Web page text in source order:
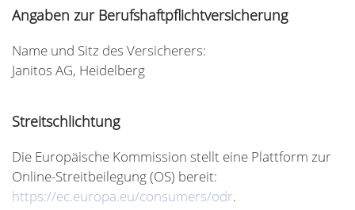
Angaben zur Berufshaftpflichtversicherung
Name und Sitz des Versicherers:
Janitos AG, Heidelberg
Streitschlichtung
Die Europäische Kommission stellt eine Plattform zur
Online-Streitbeilegung (OS) bereit:
https://ec.europa.eu/consumers/odr.